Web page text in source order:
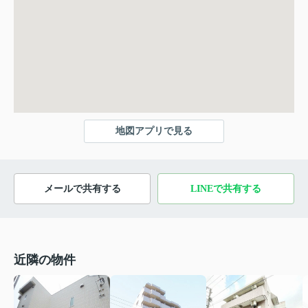
地図アプリで見る
メールで共有する LINEで共有する
近隣の物件